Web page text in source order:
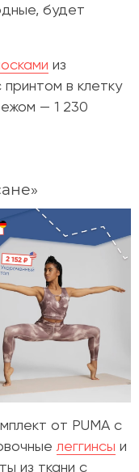
будет
из
в клетку
— 1 230
от PUMA с
леггинсы и
из ткани с